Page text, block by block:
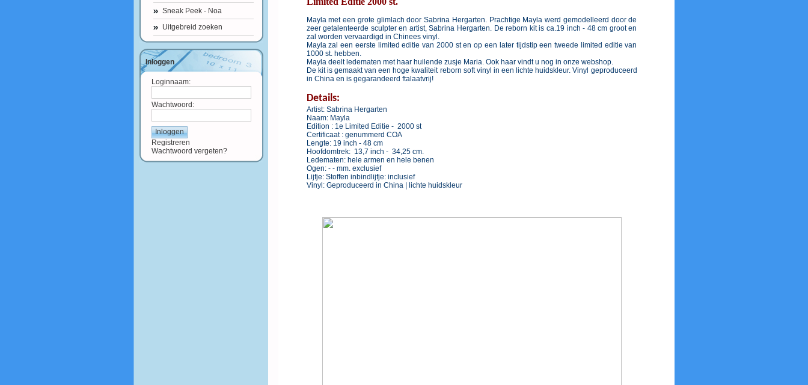
Sneak Peek - Noa
Uitgebreid zoeken
Inloggen
Loginnaam:
Wachtwoord:
Registreren
Wachtwoord vergeten?
Mayla met een grote glimlach door Sabrina Hergarten. Prachtige Mayla werd gemodelleerd door de
zeer getalenteerde sculpter en artist, Sabrina Hergarten. De reborn kit is ca.19 inch - 48 cm groot en
zal worden vervaardigd in Chinees vinyl.
Mayla zal een eerste limited editie van 2000 st en op een later tijdstip een tweede limited editie van
1000 st. hebben.
Mayla deelt ledematen met haar huilende zusje Maria. Ook haar vindt u nog in onze webshop.
De kit is gemaakt van een hoge kwaliteit reborn soft vinyl in een lichte huidskleur. Vinyl geproduceerd
in China en is gegarandeerd ftalaatvrij!
Details:
Artist: Sabrina Hergarten
Naam: Mayla
Edition : 1e Limited Editie - 2000 st
Certificaat : genummerd COA
Lengte: 19 inch - 48 cm
Hoofdomtrek: 13,7 inch - 34,25 cm.
Ledematen: hele armen en hele benen
Ogen: - - mm. exclusief
Lijfje: Stoffen inbindlijfje: inclusief
Vinyl: Geproduceerd in China | lichte huidskleur